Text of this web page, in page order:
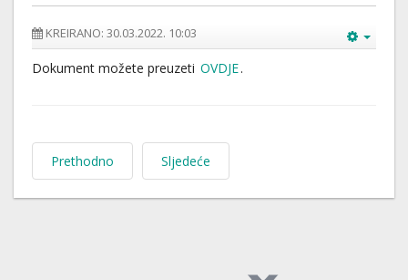
KREIRANO: 30.03.2022. 10:03
Dokument možete preuzeti OVDJE.
Prethodno Sljedeće